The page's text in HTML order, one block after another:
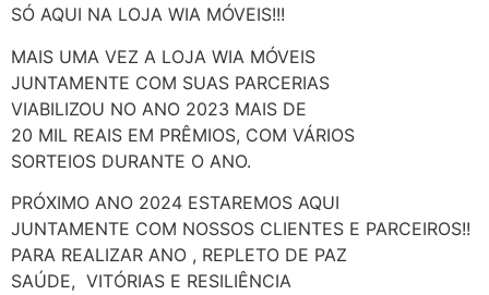
SÓ AQUI NA LOJA WIA MÓVEIS!!!
MAIS UMA VEZ A LOJA WIA MÓVEIS
JUNTAMENTE COM SUAS PARCERIAS
VIABILIZOU NO ANO 2023 MAIS DE
20 MIL REAIS EM PRÊMIOS, COM VÁRIOS
SORTEIOS DURANTE O ANO.
PRÓXIMO ANO 2024 ESTAREMOS AQUI
JUNTAMENTE COM NOSSOS CLIENTES E PARCEIROS!!
PARA REALIZAR ANO , REPLETO DE PAZ
SAÚDE, VITÓRIAS E RESILIÊNCIA